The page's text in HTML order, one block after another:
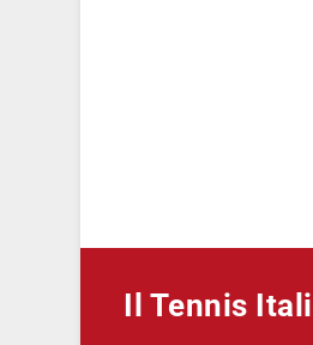
Il Tennis